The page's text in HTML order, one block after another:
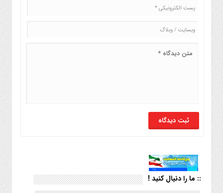
:: ما را دنبال کنید !